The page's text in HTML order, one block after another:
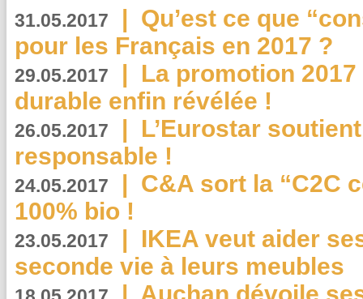
31.05.2017 | Qu’est ce que
pour les Français en 2017 ?
29.05.2017 | La promotion
durable enfin révélée !
26.05.2017 | L’Eurostar
responsable !
24.05.2017 | C&A sort la “C2C
100% bio !
23.05.2017 | IKEA veut aider
seconde vie à leurs meubles